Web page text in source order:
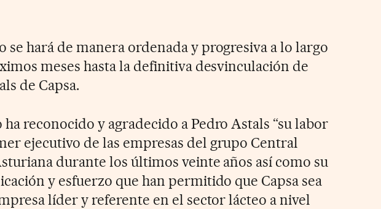
se hará de manera ordenada y progresiva a lo largo
meses hasta la definitiva desvinculación de
de Capsa.
ha reconocido y agradecido a Pedro Astals “su labor
ejecutivo de las empresas del grupo Central
durante los últimos veinte años así como su
y esfuerzo que han permitido que Capsa sea
líder y referente en el sector lácteo a nivel